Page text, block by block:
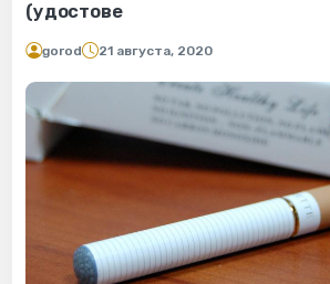
(удостове
gorod 21 августа, 2020